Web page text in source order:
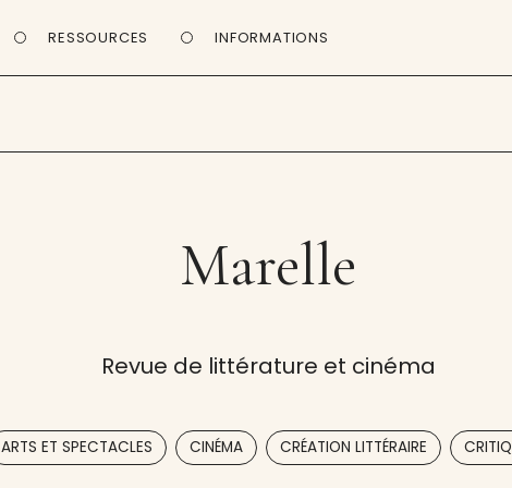
RESSOURCES INFORMATIONS
Marelle
Revue de littérature et cinéma
ARTS ET SPECTACLES CINÉMA CRÉATION LITTÉRAIRE